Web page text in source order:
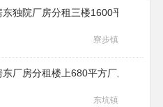
独院厂房分租三楼1600平方带地
寮步镇
厂房分租楼上680平方厂房出租现
东坑镇